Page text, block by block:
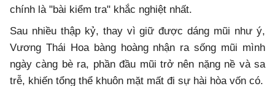
chính là "bài kiểm tra" khắc nghiệt nhất.
Sau nhiều thập kỷ, thay vì giữ được dáng mũi như ý,
Vương Thái Hoa bàng hoàng nhận ra sống mũi mình
ngày càng bè ra, phần đầu mũi trở nên nặng nề và sa
trễ, khiến tổng thể khuôn mặt mất đi sự hài hòa vốn có.